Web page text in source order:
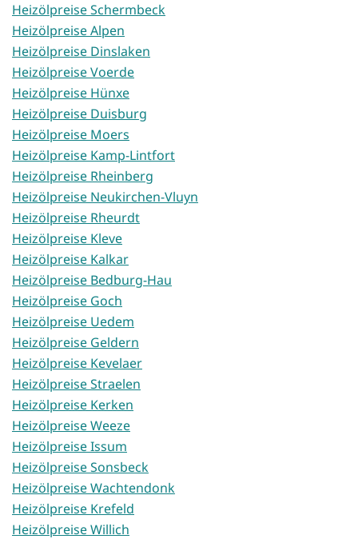
Heizölpreise Schermbeck
Heizölpreise Alpen
Heizölpreise Dinslaken
Heizölpreise Voerde
Heizölpreise Hünxe
Heizölpreise Duisburg
Heizölpreise Moers
Heizölpreise Kamp-Lintfort
Heizölpreise Rheinberg
Heizölpreise Neukirchen-Vluyn
Heizölpreise Rheurdt
Heizölpreise Kleve
Heizölpreise Kalkar
Heizölpreise Bedburg-Hau
Heizölpreise Goch
Heizölpreise Uedem
Heizölpreise Geldern
Heizölpreise Kevelaer
Heizölpreise Straelen
Heizölpreise Kerken
Heizölpreise Weeze
Heizölpreise Issum
Heizölpreise Sonsbeck
Heizölpreise Wachtendonk
Heizölpreise Krefeld
Heizölpreise Willich